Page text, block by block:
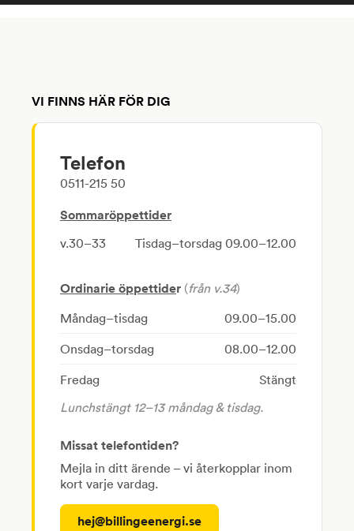
VI FINNS HÄR FÖR DIG
Telefon
0511-215 50
Sommaröppettider
v.30–33 Tisdag–torsdag 09.00–12.00
Ordinarie öppettider (från v.34)
Måndag–tisdag
09.00–15.00
Onsdag–torsdag
08.00–12.00
Fredag
Stängt
Lunchstängt 12–13 måndag & tisdag.
Missat telefontiden?
Mejla in ditt ärende – vi återkopplar inom
kort varje vardag.
hej@billingeenergi.se